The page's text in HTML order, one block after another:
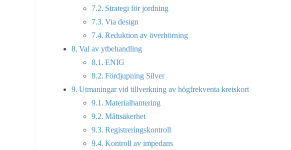
Strategi för jordning
Via design
Reduktion av överhörning
Val av ytbehandling
ENIG
Fördjupning Silver
Utmaningar vid tillverkning av högfrekventa kretskort
Materialhantering
Måttsäkerhet
Registreringskontroll
Kontroll av impedans